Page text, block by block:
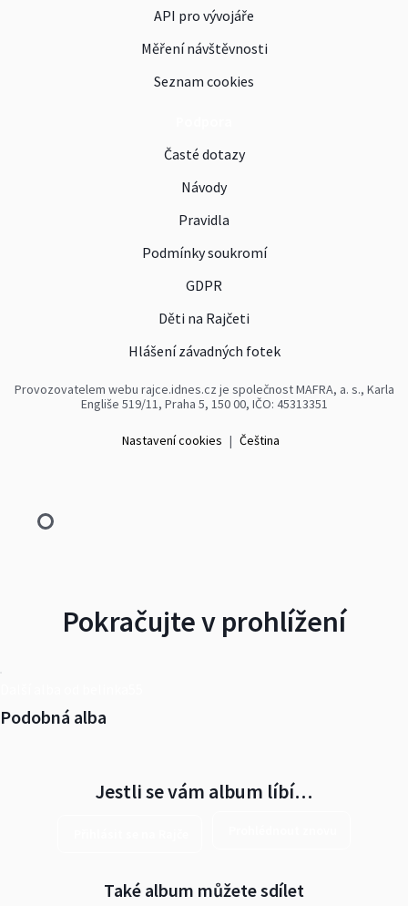
API pro vývojáře
Měření návštěvnosti
Seznam cookies
Časté dotazy
Návody
Pravidla
Podmínky soukromí
GDPR
Děti na Rajčeti
Hlášení závadných fotek
Provozovatelem webu rajce.idnes.cz je společnost MAFRA, a. s., Karla
Engliše 519/11, Praha 5, 150 00, IČO: 45313351
Nastavení cookies | Čeština
Pokračujte v prohlížení
Podobná alba
Jestli se vám album líbí…
Také album můžete sdílet